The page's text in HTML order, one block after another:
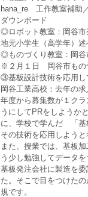
hana_re　工作教室補助
ダウンボード
◎ロボット教室：岡谷
地元小学生（高学年）
◎ものづくり教室：岡谷
※２月１日　岡谷市も
③基板設計技術を応用し
岡谷工業高校：去年の
年度から募集数が１ク
うにしてPRをしようか
に、学校で学んだ　「
その技術を応用しようと
また、授業では、基板
う少し勉強してデータを
基板発注会社に製造を
た。そこで目をつけた
規です。